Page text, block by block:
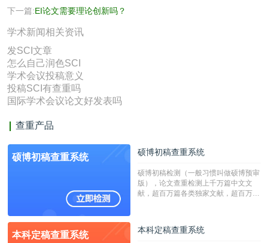
下一篇:EI论文需要理论创新吗？
学术新闻相关资讯
发SCI文章
怎么自己润色SCI
学术会议投稿意义
投稿SCI有查重吗
国际学术会议论文好发表吗
查重产品
硕博初稿查重系统 硕博初稿查重系统
硕博初稿检测（一般习惯叫做硕博预审
版），论文查重检测上千万篇中文文
献，超百万篇各类独家文献，超百万港
校用来检测硕博论文的系统，检测范围
广，数据来源真实，检测算法合理!本
本科定稿查重系统 本科定稿查重系统